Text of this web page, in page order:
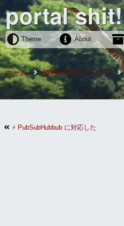
portal shit!
Theme About
ホーム 技術/プログラミング
Rails API のドキュメントを自動更
⚡️ PubSubHubbub に対応した